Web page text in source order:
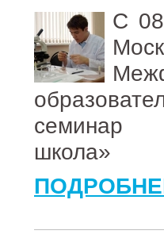
С
семинар
школа»